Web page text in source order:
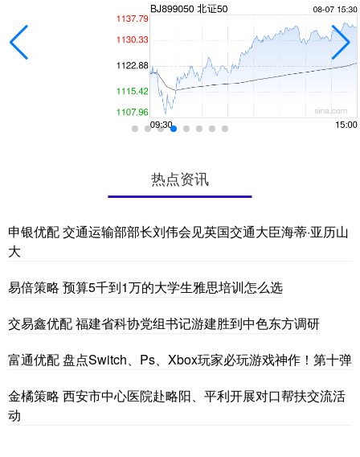
热点资讯
申银优配 交通运输部部长刘伟会见英国交通大臣海蒂·亚历山
大
易倍策略 预算5千到1万的大学生雅思培训怎么选
交易鑫优配 福建省科协党组书记游建胜到中色东方调研
富通优配 盘点Switch、Ps、Xbox玩家必玩游戏神作！第十弹
金橘策略 西安市中心医院赴略阳、平利开展对口帮扶交流活
动